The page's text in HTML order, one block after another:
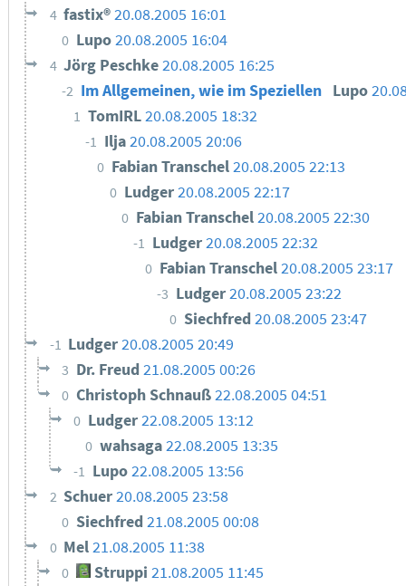
4 fastix®20.08.2005 16:01
0 Lupo20.08.2005 16:04
4 Jörg Peschke20.08.2005 16:25
-2 Im Allgemeinen, wie im Speziellen Lupo
1 TomIRL20.08.2005 18:32
-1 Ilja20.08.2005 20:06
0 Fabian Transchel20.08.2005 22:13
0 Ludger20.08.2005 22:17
0 Fabian Transchel20.08.2005 22:30
-1 Ludger20.08.2005 22:32
0 Fabian Transchel20.08.2005 23:17
-3 Ludger20.08.2005 23:22
0 Siechfred 20.08.2005 23:47
-1 Ludger20.08.2005 20:49
3 Dr. Freud 21.08.2005 00:26
0 Christoph Schnauß22.08.2005 04:51
0 Ludger22.08.2005 13:12
0 wahsaga22.08.2005 13:35
-1 Lupo22.08.2005 13:56
2 Schuer20.08.2005 23:58
0 Siechfred 21.08.2005 00:08
0 Mel21.08.2005 11:38
0 Struppi 21.08.2005 11:45